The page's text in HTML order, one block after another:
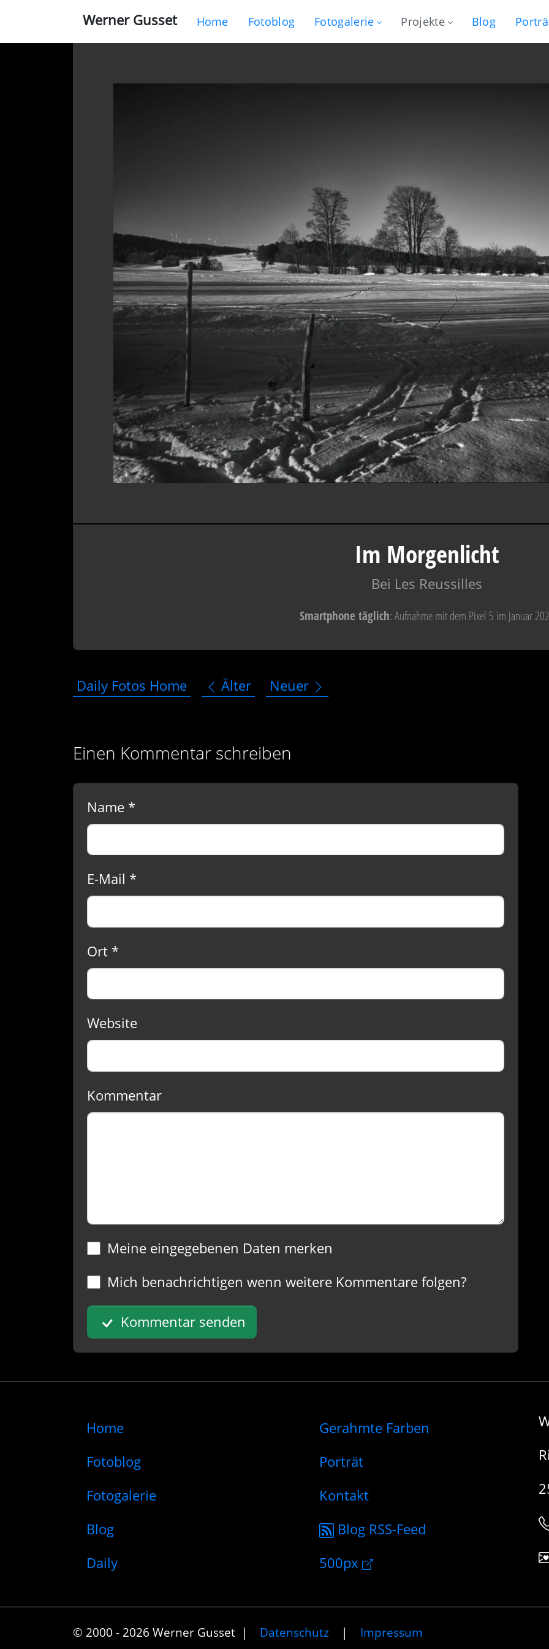
Werner Gusset Home Fotoblog Fotogalerie Projekte Blog
Im Morgenlicht
Bei Les Reussilles
Smartphone täglich: Aufnahme mit dem Pixel 5 im Januar
Daily Fotos Home Älter Neuer
Einen Kommentar schreiben
Name *
E-Mail *
Ort *
Website
Kommentar
Meine eingegebenen Daten merken
Mich benachrichtigen wenn weitere Kommentare folgen?
Kommentar senden
Home
Fotoblog
Fotogalerie
Blog
Daily
Gerahmte Farben
Porträt
Kontakt
Blog RSS-Feed
500px
© 2000 - 2026 Werner Gusset | Datenschutz | Impressum